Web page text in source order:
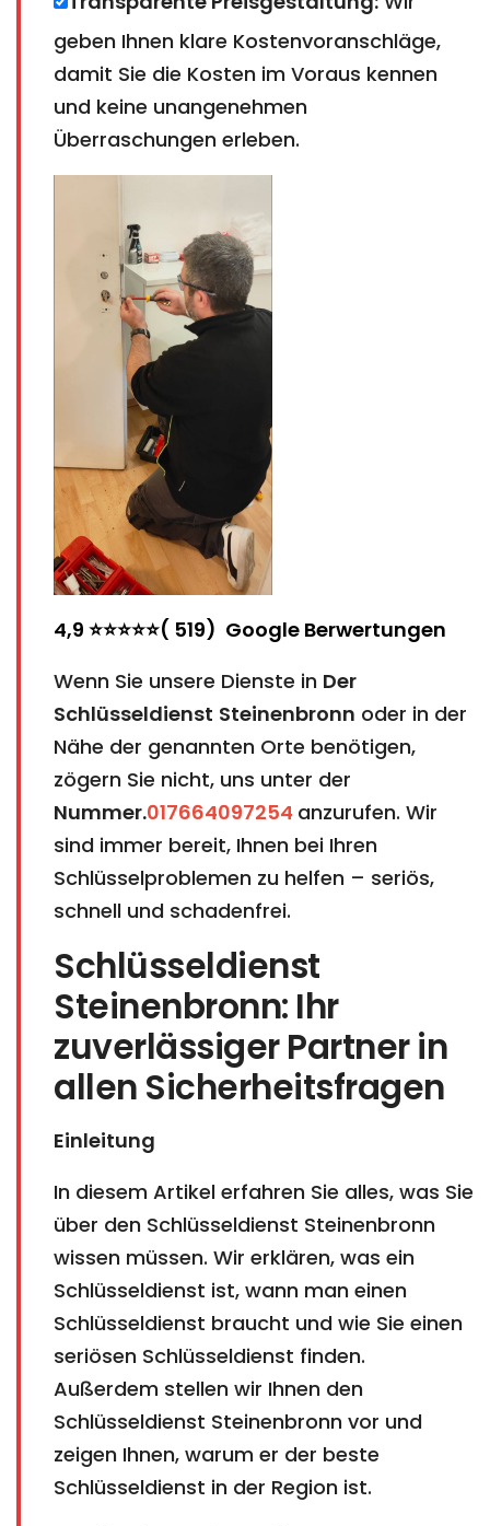
geben Ihnen klare Kostenvoranschläge,
damit Sie die Kosten im Voraus kennen
und keine unangenehmen
Überraschungen erleben.
4,9 ⭐⭐⭐⭐⭐( 519) Google Berwertungen
Wenn Sie unsere Dienste in Der
Schlüsseldienst Steinenbronn oder in der
Nähe der genannten Orte benötigen,
zögern Sie nicht, uns unter der
Nummer.017664097254 anzurufen. Wir
sind immer bereit, Ihnen bei Ihren
Schlüsselproblemen zu helfen – seriös,
schnell und schadenfrei.
Schlüsseldienst
Steinenbronn: Ihr
zuverlässiger Partner in
allen Sicherheitsfragen
Einleitung
In diesem Artikel erfahren Sie alles, was Sie
über den Schlüsseldienst Steinenbronn
wissen müssen. Wir erklären, was ein
Schlüsseldienst ist, wann man einen
Schlüsseldienst braucht und wie Sie einen
seriösen Schlüsseldienst finden.
Außerdem stellen wir Ihnen den
Schlüsseldienst Steinenbronn vor und
zeigen Ihnen, warum er der beste
Schlüsseldienst in der Region ist.